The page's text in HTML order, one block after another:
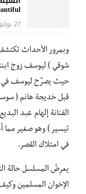
27 يوليو 2026
وبمرور الأحداث
شوقي ) ليوسف زوج
حيث يصرِّح ليوسف في
قبل خديجة هانم (
الفنانة إلهام عبد
تيسير ) وهو صغير مما
في امتلاك القصر.
يعرِضُ المسلسل حالة
الإخوان المسلمين